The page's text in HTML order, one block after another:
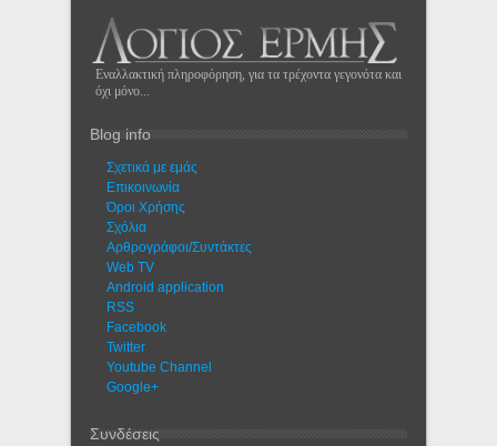
Εναλλακτική πληροφόρηση, για τα τρέχοντα γεγονότα και
όχι μόνο...
Blog info
Σχετικά με εμάς
Eπικοινωνία
Όροι Χρήσης
Σχόλια
Αρθρογράφοι/Συντάκτες
Web TV
Android application
RSS
Facebook
Twitter
Youtube Channel
Google+
Συνδέσεις